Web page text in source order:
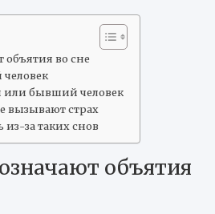
объятия во сне
бывший человек
вызывают страх
из-за таких снов
объятия